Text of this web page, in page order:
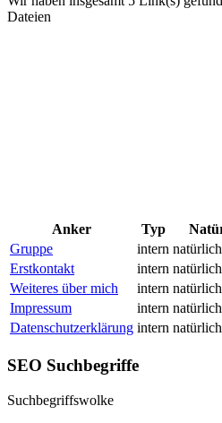
Dateien
Anker Typ
Gruppe
intern
Erstkontakt
intern
Weiteres über mich
intern
Impressum
intern
Datenschutzerklärung intern
SEO Suchbegriffe
Suchbegriffswolke